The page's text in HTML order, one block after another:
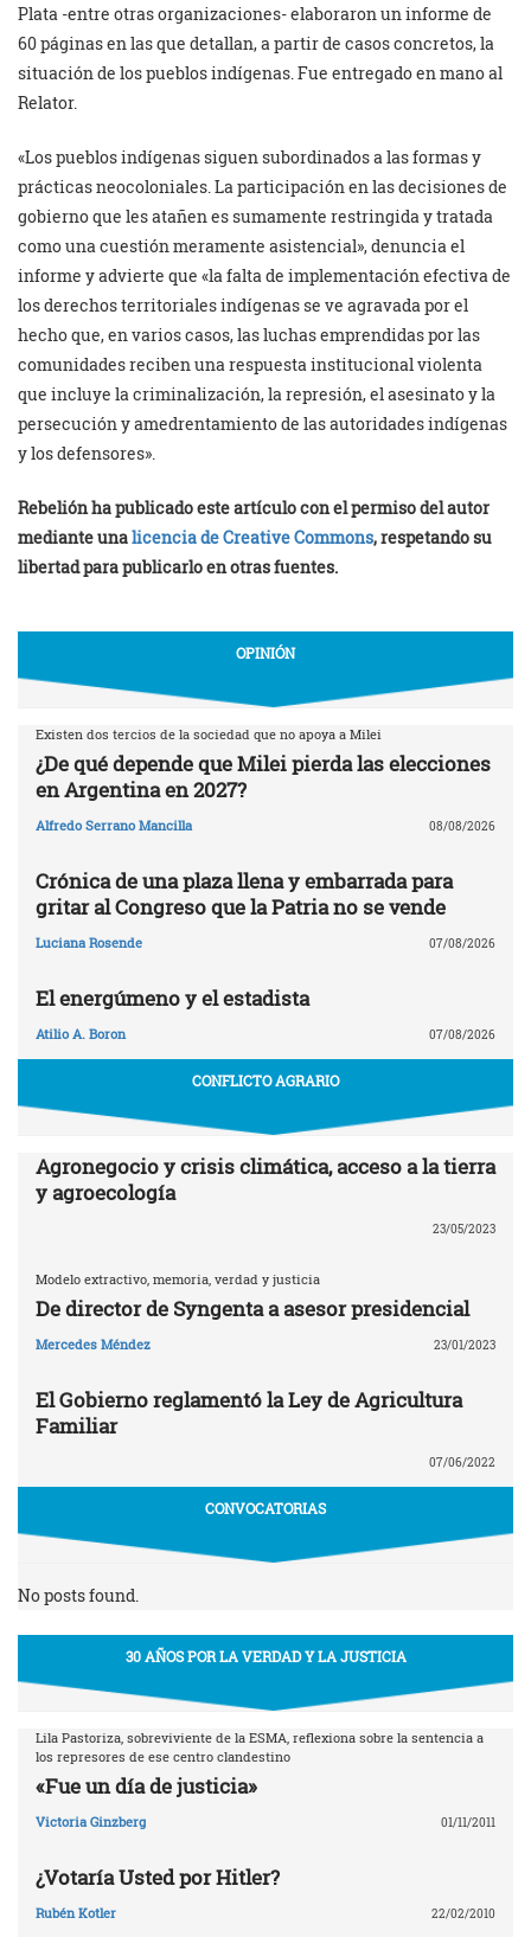
Plata -entre otras organizaciones- elaboraron un informe de
60 páginas en las que detallan, a partir de casos concretos, la
situación de los pueblos indígenas. Fue entregado en mano al
Relator.
«Los pueblos indígenas siguen subordinados a las formas y
prácticas neocoloniales. La participación en las decisiones de
gobierno que les atañen es sumamente restringida y tratada
como una cuestión meramente asistencial», denuncia el
informe y advierte que «la falta de implementación efectiva de
los derechos territoriales indígenas se ve agravada por el
hecho que, en varios casos, las luchas emprendidas por las
comunidades reciben una respuesta institucional violenta
que incluye la criminalización, la represión, el asesinato y la
persecución y amedrentamiento de las autoridades indígenas
y los defensores».
Rebelión ha publicado este artículo con el permiso del autor
mediante unalicencia de Creative Commons, respetando su
libertad para publicarlo en otras fuentes.
OPINIÓN
Existen dos tercios de la sociedad que no apoya a Milei
¿De qué depende que Milei pierda las elecciones
en Argentina en 2027?
Alfredo Serrano Mancilla 08/08/2026
Crónica de una plaza llena y embarrada para
gritar al Congreso que la Patria no se vende
Luciana Rosende 07/08/2026
El energúmeno y el estadista
Atilio A. Boron 07/08/2026
CONFLICTO AGRARIO
Agronegocio y crisis climática, acceso a la tierra
y agroecología
23/05/2023
Modelo extractivo, memoria, verdad y justicia
De director de Syngenta a asesor presidencial
Mercedes Méndez 23/01/2023
El Gobierno reglamentó la Ley de Agricultura
Familiar
07/06/2022
CONVOCATORIAS
No posts found.
30 AÑOS POR LA VERDAD Y LA JUSTICIA
Lila Pastoriza, sobreviviente de la ESMA, reflexiona sobre la sentencia a
los represores de ese centro clandestino
«Fue un día de justicia»
Victoria Ginzberg 01/11/2011
¿Votaría Usted por Hitler?
Rubén Kotler 22/02/2010